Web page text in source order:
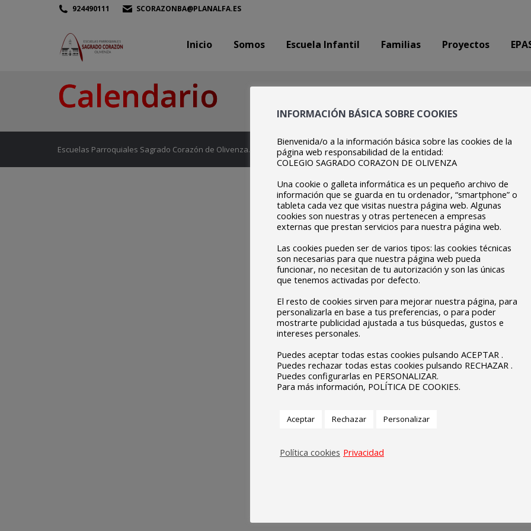
924490111 SCORAZONBA@PLANALFA.ES
Inicio Somos Escuela Infantil Familias Proyectos
Calendario
Estás aquí:
Escuelas Parroquiales Sagrado Corazón de Olivenza.
INFORMACIÓN BÁSICA SOBRE COOKIES
Bienvenida/o a la información básica sobre las cookies de la
página web responsabilidad de la entidad:
COLEGIO SAGRADO CORAZON DE OLIVENZA
Una cookie o galleta informática es un pequeño archivo de
información que se guarda en tu ordenador, “smartphone” o
tableta cada vez que visitas nuestra página web. Algunas
cookies son nuestras y otras pertenecen a empresas
externas que prestan servicios para nuestra página web.
Las cookies pueden ser de varios tipos: las cookies técnicas
son necesarias para que nuestra página web pueda
funcionar, no necesitan de tu autorización y son las únicas
que tenemos activadas por defecto.
El resto de cookies sirven para mejorar nuestra página, para
personalizarla en base a tus preferencias, o para poder
mostrarte publicidad ajustada a tus búsquedas, gustos e
intereses personales.
Puedes aceptar todas estas cookies pulsando ACEPTAR .
Puedes rechazar todas estas cookies pulsando RECHAZAR .
Puedes configurarlas en PERSONALIZAR.
Para más información, POLÍTICA DE COOKIES.
Aceptar Rechazar Personalizar
Política cookies Privacidad